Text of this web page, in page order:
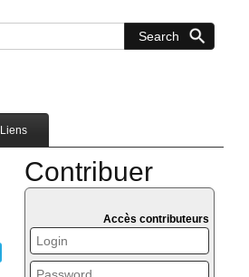
Liens
Contribuer
Accès contributeurs